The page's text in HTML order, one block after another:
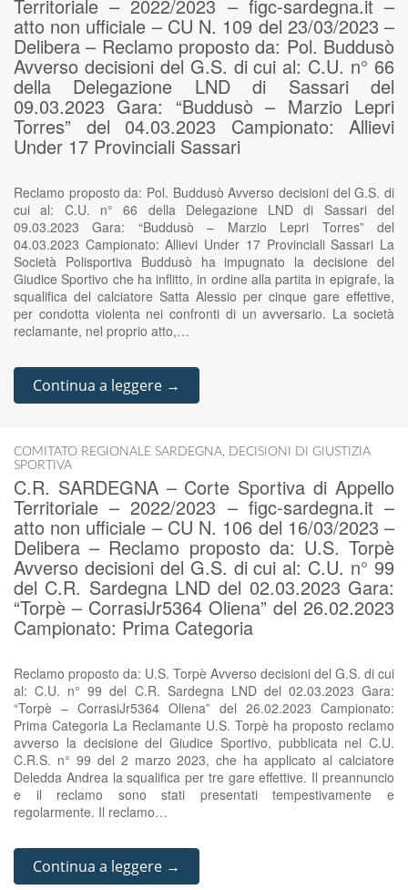
Territoriale – 2022/2023 – figc-sardegna.it –
atto non ufficiale – CU N. 109 del 23/03/2023 –
Delibera – Reclamo proposto da: Pol. Buddusò
Avverso decisioni del G.S. di cui al: C.U. n° 66
della Delegazione LND di Sassari del
09.03.2023 Gara: “Buddusò – Marzio Lepri
Torres” del 04.03.2023 Campionato: Allievi
Under 17 Provinciali Sassari
Reclamo proposto da: Pol. Buddusò Avverso decisioni del G.S. di
cui al: C.U. n° 66 della Delegazione LND di Sassari del
09.03.2023 Gara: “Buddusò – Marzio Lepri Torres” del
04.03.2023 Campionato: Allievi Under 17 Provinciali Sassari La
Società Polisportiva Buddusò ha impugnato la decisione del
Giudice Sportivo che ha inflitto, in ordine alla partita in epigrafe, la
squalifica del calciatore Satta Alessio per cinque gare effettive,
per condotta violenta nei confronti di un avversario. La società
reclamante, nel proprio atto,…
Continua a leggere →
COMITATO REGIONALE SARDEGNA, DECISIONI DI GIUSTIZIA
SPORTIVA
C.R. SARDEGNA – Corte Sportiva di Appello
Territoriale – 2022/2023 – figc-sardegna.it –
atto non ufficiale – CU N. 106 del 16/03/2023 –
Delibera – Reclamo proposto da: U.S. Torpè
Avverso decisioni del G.S. di cui al: C.U. n° 99
del C.R. Sardegna LND del 02.03.2023 Gara:
“Torpè – CorrasiJr5364 Oliena” del 26.02.2023
Campionato: Prima Categoria
Reclamo proposto da: U.S. Torpè Avverso decisioni del G.S. di cui
al: C.U. n° 99 del C.R. Sardegna LND del 02.03.2023 Gara:
“Torpè – CorrasiJr5364 Oliena” del 26.02.2023 Campionato:
Prima Categoria La Reclamante U.S. Torpè ha proposto reclamo
avverso la decisione del Giudice Sportivo, pubblicata nel C.U.
C.R.S. n° 99 del 2 marzo 2023, che ha applicato al calciatore
Deledda Andrea la squalifica per tre gare effettive. Il preannuncio
e il reclamo sono stati presentati tempestivamente e
regolarmente. Il reclamo…
Continua a leggere →